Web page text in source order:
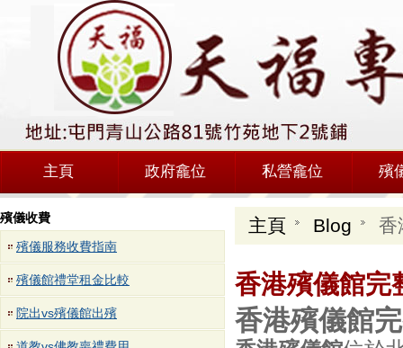
主頁 政府龕位 私營龕位 殯
殯儀收費
殯儀服務收費指南
殯儀館禮堂租金比較
院出vs殯儀館出殯
主頁 Blog 香
香港殯儀館完
香港殯儀館